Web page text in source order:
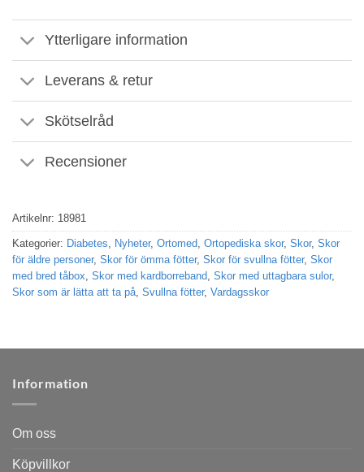
Ytterligare information
Leverans & retur
Skötselråd
Recensioner
Artikelnr: 18981
Kategorier: Diabetes Nyheter, Ortomed Ortopediska skor, Skor, Skor
för äldre personer, Skor för ömma fötter, Skor för svullna fötter, Skor
med bred tåbox Skor med kardborreband Skor med uttagbara sulor,
Skor som är lätta att ta på Svullna fötter, Vardagsskor
Information
Om oss
Köpvillkor